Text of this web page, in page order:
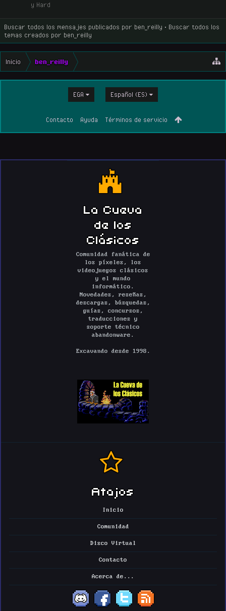
y Hard
Buscar todos los mensajes publicados por ben_reilly
Buscar todos los
temas creados por ben_reilly
Inicio ben_reilly
EGA Español (ES)
Contacto Ayuda Términos de servicio
La Cueva
de los
Clásicos
Comunidad fanática de
los píxeles, los
videojuegos clásicos
y el mundo
informático.
Novedades, reseñas,
descargas, búsquedas,
guías, concursos,
traducciones y
soporte técnico
abandonware.
Excavando desde 1998.
Atajos
Inicio
Comunidad
Disco Virtual
Contacto
Acerca de...